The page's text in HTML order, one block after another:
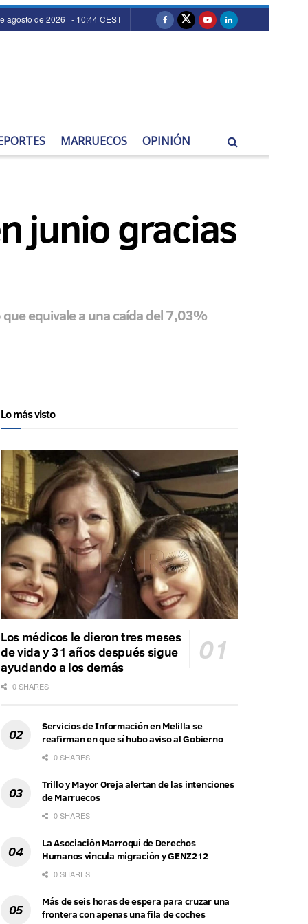
agosto de 2026 - 10:44 CEST
MARRUECOS OPINIÓN
junio gracias
equivale a una caída del 7,03%
Lo más visto
Los médicos le dieron tres meses
de vida y 31 años después sigue
ayudando a los demás
0 SHARES
Servicios de Información en Melilla se
reafirman en que sí hubo aviso al Gobierno
0 SHARES
Trillo y Mayor Oreja alertan de las intenciones
de Marruecos
0 SHARES
La Asociación Marroquí de Derechos
Humanos vincula migración y GENZ212
0 SHARES
Más de seis horas de espera para cruzar una
frontera con apenas una fila de coches